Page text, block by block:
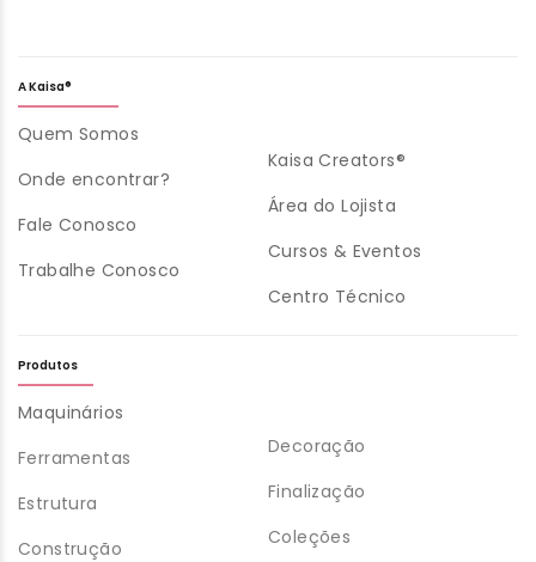
A Kaisa®
Quem Somos
Onde encontrar?
Fale Conosco
Trabalhe Conosco
Kaisa Creators®
Área do Lojista
Cursos & Eventos
Centro Técnico
Produtos
Maquinários
Ferramentas
Estrutura
Construção
Decoração
Finalização
Coleções